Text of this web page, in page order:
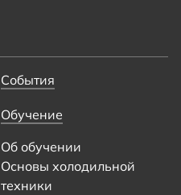
События
Обучение
Об обучении
Основы холодильной
техники